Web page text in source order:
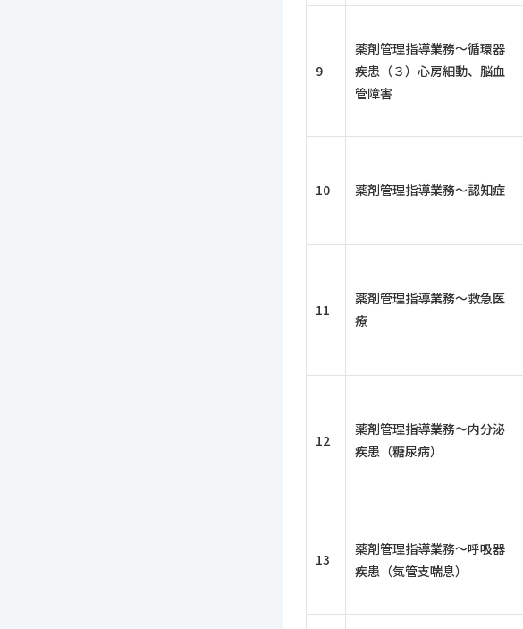
9
薬剤管理指導業務～循環器
疾患（３）心房細動、脳血
管障害
10 薬剤管理指導業務～認知症
11
薬剤管理指導業務～救急医
療
12
薬剤管理指導業務～内分泌
疾患（糖尿病）
13
薬剤管理指導業務～呼吸器
疾患（気管支喘息）